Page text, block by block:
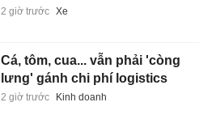
2 giờ trước Xe
Cá, tôm, cua... vẫn phải 'còng
lưng' gánh chi phí logistics
2 giờ trước Kinh doanh